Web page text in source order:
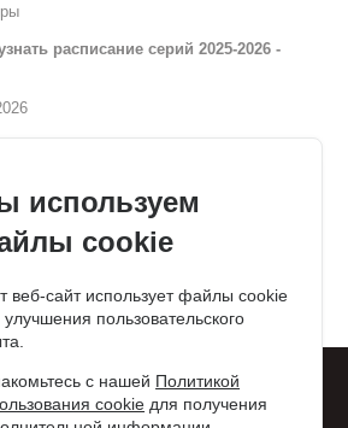
расписание серий 2025-2026 -
(XVIII Чемпионат)
хороший покер!
TOUR
Поддержка
FAQ
используем
cookie
веб-сайт использует файлы cookie
пользовательского
с нашей Политикой
cookie для получения